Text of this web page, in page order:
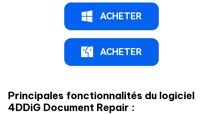
ACHETER
ACHETER
Principales fonctionnalités du logiciel
4DDiG Document Repair :